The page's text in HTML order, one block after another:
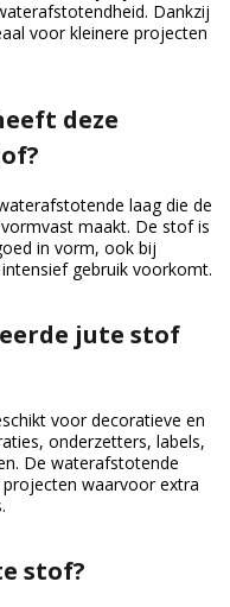
Dankzij
voor kleinere projecten
deze
laag die de
maakt. De stof is
in vorm, ook bij
gebruik voorkomt.
jute stof
voor decoratieve en
onderzetters, labels,
De waterafstotende
waarvoor extra
stof?